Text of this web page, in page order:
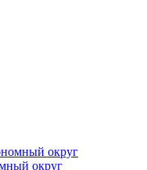
округ
округ